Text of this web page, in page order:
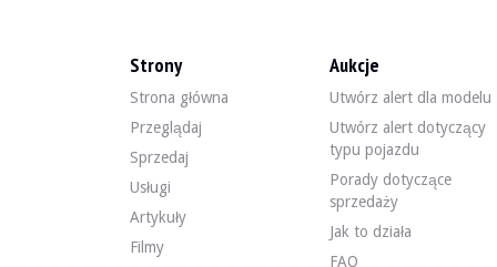
Guide de l'acheteur
Lors de l'achat d'une Renault 18, il est essentiel de
Odkryj wszystkie nasze ogłoszenia o sprzedaży
Renault 18 — Sprzedane
Strony
Strona główna
Przeglądaj
Sprzedaj
Usługi
Artykuły
Filmy
Aukcje
Utwórz alert dla modelu
Utwórz alert dotyczący
typu pojazdu
Porady dotyczące
sprzedaży
Jak to działa
FAQ